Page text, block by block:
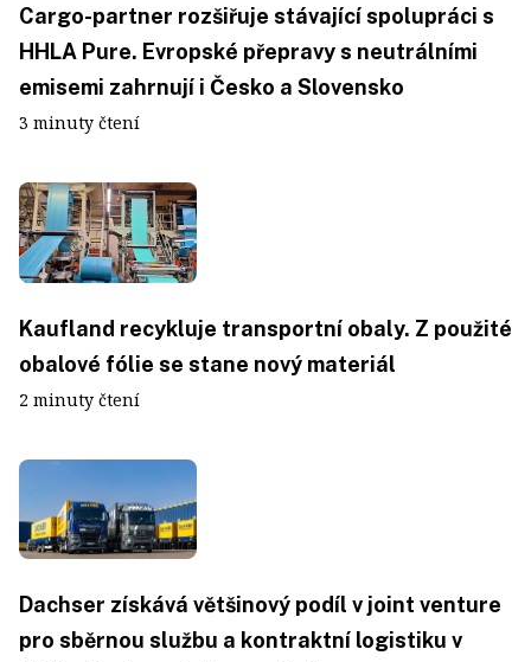
Cargo-partner rozšiřuje stávající spolupráci s
HHLA Pure. Evropské přepravy s neutrálními
emisemi zahrnují i Česko a Slovensko
3 minuty čtení
Kaufland recykluje transportní obaly. Z použité
obalové fólie se stane nový materiál
2 minuty čtení
Dachser získává většinový podíl v joint venture
pro sběrnou službu a kontraktní logistiku v